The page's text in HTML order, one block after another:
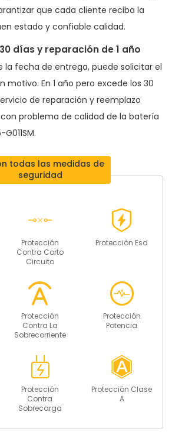
que cada cliente reciba la
estado y confiable calidad.
días y reparación de 1 año
la fecha de entrega, puede solicitar el
motivo. En 1 año pero excede los 30
de reparación y reemplazo
problema de calidad de la batería
.
todas las medidas de
seguridad
Protección
Contra Corto
Circuito
Protección Esd
Protección
Contra La
Sobrecorriente
Protección
Potencia
Protección
Contra
Sobrecarga
Protección Clase
A